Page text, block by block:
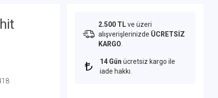
2.500 TLve üzeri
alışverişlerinizde ÜCRETSİZ
KARGO
14 Gün ücretsiz kargo ile
iade hakkı.